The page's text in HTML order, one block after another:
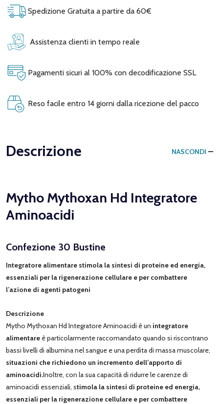
Spedizione Gratuita a partire da 60€
Assistenza clienti in tempo reale
Pagamenti sicuri al 100% con decodificazione SSL
Reso facile entro 14 giorni dalla ricezione del pacco
Descrizione NASCONDI
Mytho Mythoxan Hd Integratore
Aminoacidi
Confezione 30 Bustine
Integratore alimentare stimola la sintesi di proteine ed energia,
essenziali per la rigenerazione cellulare e per combattere
l’azione di agenti patogeni
Descrizione
Mytho Mythoxan Hd Integratore Aminoacidi è un integratore
alimentare è particolarmente raccomandato quando si riscontrano
bassi livelli di albumina nel sangue e una perdita di massa muscolare,
situazioni che richiedono un incremento dell’apporto di
aminoacidi.Inoltre, con la sua capacità di ridurre le carenze di
aminoacidi essenziali, stimola la sintesi di proteine ed energia,
essenziali per la rigenerazione cellulare e per combattere